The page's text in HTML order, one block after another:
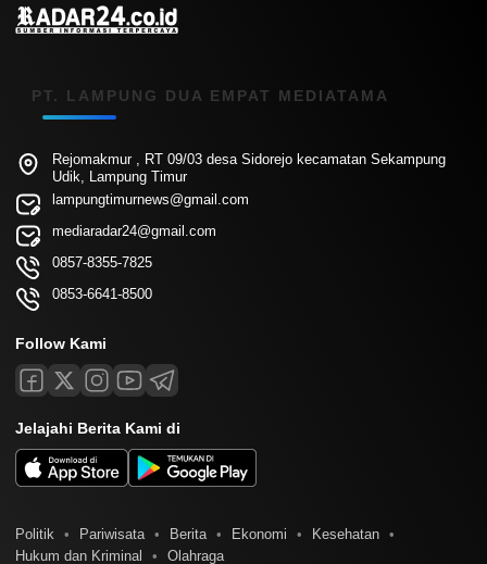
PT. LAMPUNG DUA EMPAT MEDIATAMA
Rejomakmur , RT 09/03 desa Sidorejo kecamatan Sekampung
Udik, Lampung Timur
lampungtimurnews@gmail.com
mediaradar24@gmail.com
0857-8355-7825
0853-6641-8500
Follow Kami
Jelajahi Berita Kami di
Politik Pariwisata Berita Ekonomi
Kesehatan
Hukum dan Kriminal
Olahraga